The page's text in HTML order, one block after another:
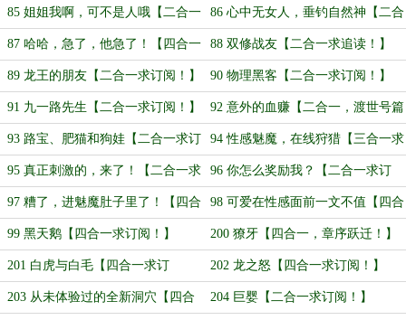
求订阅！】 【三合一求订阅！】
85 姐姐我啊，可不是人哦【二合一
求订阅！】
86 心中无女人，垂钓自然神【二合
一求订阅！】
87 哈哈，急了，他急了！【四合一
求订阅！】
88 双修战友【二合一求追读！】
89 龙王的朋友【二合一求订阅！】 90 物理黑客【二合一求订阅！】
91 九一路先生【二合一求订阅！】 92 意外的血赚【二合一，渡世号篇
完！】
93 路宝、肥猫和狗娃【二合一求订
阅！】
94 性感魅魔，在线狩猎【三合一求
订阅！】
95 真正刺激的，来了！【二合一求
订阅！】
96 你怎么奖励我？【二合一求订
阅！】
97 糟了，进魅魔肚子里了！【四合
一求订阅！】
98 可爱在性感面前一文不值【四合
一求订阅！】
99 黑天鹅【四合一求订阅！】 200 獠牙【四合一，章序跃迁！】
201 白虎与白毛【四合一求订
阅！】
202 龙之怒【四合一求订阅！】
203 从未体验过的全新洞穴【四合 204 巨婴【二合一求订阅！】